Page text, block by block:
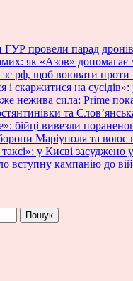
провели парад
як «Азов» допомагає
зс рф, щоб воювати проти
і скаржитися на
нежива сила: Prime
та
бійці вивезли
Маріуполя та
у Києві
кампанію до
Пошук